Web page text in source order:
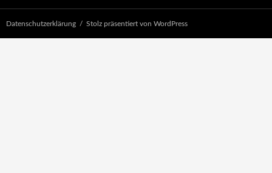
Datenschutzerklärung Stolz präsentiert von WordPress